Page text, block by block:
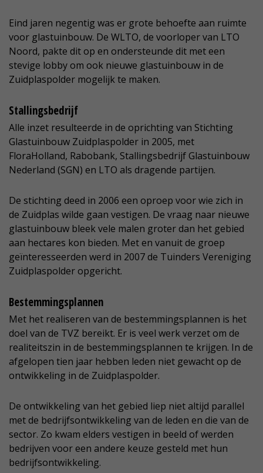
Eind jaren negentig was er grote behoefte aan ruimte
voor glastuinbouw. De WLTO, de voorloper van LTO
Noord, pakte dit op en ondersteunde dit met een
stevige lobby om ook nieuwe glastuinbouw in de
Zuidplaspolder mogelijk te maken.
Stallingsbedrijf
Alle inzet resulteerde in de oprichting van Stichting
Glastuinbouw Zuidplaspolder in 2005, met
FloraHolland, Rabobank, Stallingsbedrijf Glastuinbouw
Nederland (SGN) en LTO als dragende partijen.
De stichting deed in 2006 een oproep voor wie zich in
de Zuidplas wilde gaan vestigen. De vraag naar nieuwe
glastuinbouw bleek vele malen groter dan het gebied
aan hectares kon bieden. Met en vanuit de groep
geïnteresseerden werd in 2007 de Tuinders Vereniging
Zuidplaspolder opgericht.
Bestemmingsplannen
Met het realiseren van de bestemmingsplannen is het
doel van de TVZ bereikt. Er is veel werk verzet om de
realiteitszin in de bestemmingsplannen te krijgen. In de
afgelopen tien jaar hebben leden niet gewacht op de
ontwikkeling in de Zuidplaspolder.
De ontwikkeling van het gebied liep niet altijd parallel
met de bedrijfsontwikkeling van de leden en die van de
sector. Zo kwam elders vestigen in beeld of werden
bedrijven voor een andere keuze gesteld met hun
bedrijfsontwikkeling.